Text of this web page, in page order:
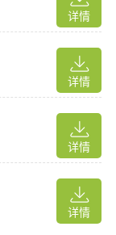
详情
详情
详情
详情